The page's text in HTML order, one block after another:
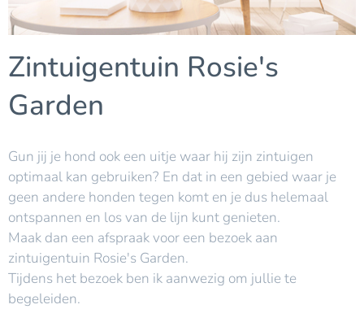
Zintuigentuin Rosie's
Garden
Gun jij je hond ook een uitje waar hij zijn zintuigen
optimaal kan gebruiken? En dat in een gebied waar je
geen andere honden tegen komt en je dus helemaal
ontspannen en los van de lijn kunt genieten.
Maak dan een afspraak voor een bezoek aan
zintuigentuin Rosie's Garden.
Tijdens het bezoek ben ik aanwezig om jullie te
begeleiden.